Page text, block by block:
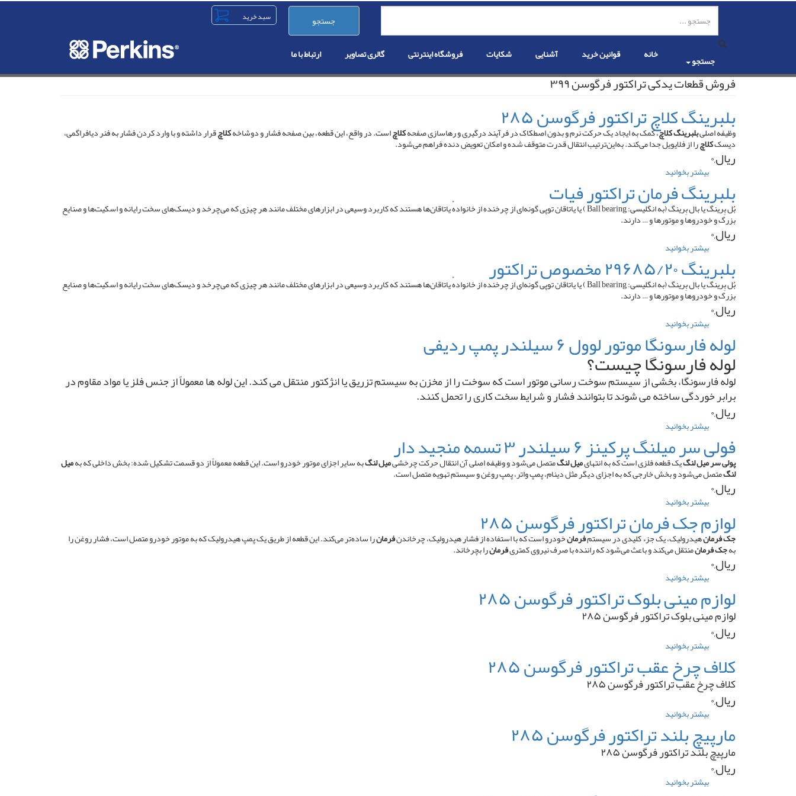
رفتن
جستجو
جستجو خانه قوانین خرید آشنایی شکایات فروشگاه اینترنتی گالری تصاویر ارتباط با ما
فروش قطعات یدکی تراکتور فرگوسن ۳۹۹
بلبرینگ کلاچ تراکتور فرگوسن ۲۸۵
وظیفه اصلیبلبرینگ کلاچ، کمک به ایجاد یک حرکت نرم و بدون اصطکاک در فرآیند درگیری و رهاسازی صفحهکلاچاست. در واقع، این قطعه، بین صفحه فشار و دوشاخهکلاچقرار داشته و با وارد کردن فشار به فنر دیافراگمی،
دیسککلاچرا از فلایویل جدا می‌کند. به‌این‌ترتیب انتقال قدرت متوقف شده و امکان تعویض دنده فراهم می‌شود.
ریال,۰
بیشتر بخوانید
کلاچ
تراکتور
فرگوسن
۲۸۵
بلبرینگ فرمان تراکتور فیاتبُل بِرینگ یا بال بِرینگ (به انگلیسی: Ball bearing ) یا یاتاقان توپی گونه‌ای از چرخنده از خانوادهٔ یاتاقان‌ها هستند که کاربرد وسیعی در ابزارهای مختلف مانند هر چیزی که می‌چرخد و دیسک‌های سخت رایانه و اسکیت‌ها و صنایع
بزرگ و خودروها و موتورها و … دارند.
ریال,۰
بیشتر بخوانید
فرمان
تراکتور
فیات
بلبرینگ ۲۹۶۸۵/۲۰ مخصوص تراکتور بُل بِرینگ یا بال بِرینگ (به انگلیسی: Ball bearing ) یا یاتاقان توپی گونه‌ای از چرخنده از خانوادهٔ یاتاقان‌ها هستند که کاربرد وسیعی در ابزارهای مختلف مانند هر چیزی که می‌چرخد و دیسک‌های سخت رایانه و اسکیت‌ها و صنایع
بزرگ و خودروها و موتورها و … دارند.
ریال,۰
بیشتر بخوانید
بلبرینگ
۲۹۶۸۵/۲۰
مخصوص
تراکتور
لوله فارسونگا موتور لوول ۶ سیلندر پمپ ردیفی
لوله فارسونگا چیست؟
لوله فارسونگا، بخشی از سیستم سوخت ‌رسانی موتور است که سوخت را از مخزن به سیستم تزریق یا انژکتور منتقل می ‌کند. این لوله‌ ها معمولاً از جنس فلز یا مواد مقاوم در
برابر خوردگی ساخته می ‌شوند تا بتوانند فشار و شرایط سخت کاری را تحمل کنند.
ریال,۰
بیشتر بخوانید
فارسونگا
موتور
لوول
۶
ردیفی
فولی سر میلنگ پرکینز ۶ سیلندر ۳ تسمه منجید دار
پولی سر میل لنگیک قطعه فلزی است که به انتهایمیل لنگمتصل می‌شود و وظیفه اصلی آن انتقال حرکت چرخشیمیل لنگبه سایر اجزای موتور خودرو است. این قطعه معمولاً از دو قسمت تشکیل شده: بخش داخلی که بهمیل
لنگمتصل می‌شود و بخش خارجی که به اجزای دیگر مثل دینام، پمپ واتر، پمپ روغن و سیستم تهویه متصل است.
ریال,۰
بیشتر بخوانید
سر
میلنگ
پرکینز
۶
تسمه
منجید
دار
لوازم جک فرمان تراکتور فرگوسن ۲۸۵
جک فرمانهیدرولیک، یک جزء کلیدی در سیستمفرمانخودرو است که با استفاده از فشار هیدرولیک، چرخاندنفرمانرا ساده‌تر می‌کند. این قطعه از طریق یک پمپ هیدرولیک که به موتور خودرو متصل است، فشار روغن را
بهجک فرمانمنتقل می‌کند و باعث می‌شود که راننده با صرف نیروی کمتریفرمانرا بچرخاند.
ریال,۰
بیشتر بخوانید
جک
فرمان
تراکتور
لوازم مینی بلوک تراکتور فرگوسن ۲۸۵
لوازم مینی بلوک تراکتور فرگوسن ۲۸۵
ریال,۰
بیشتر بخوانید
مینی
بلوک
تراکتور
کلاف چرخ عقب تراکتور فرگوسن ۲۸۵
کلاف چرخ عقب تراکتور فرگوسن ۲۸۵
ریال,۰
بیشتر بخوانید
چرخ
عقب
تراکتور
مارپیچ بلند تراکتور فرگوسن ۲۸۵
مارپیچ بلند تراکتور فرگوسن ۲۸۵
ریال,۰
بیشتر بخوانید